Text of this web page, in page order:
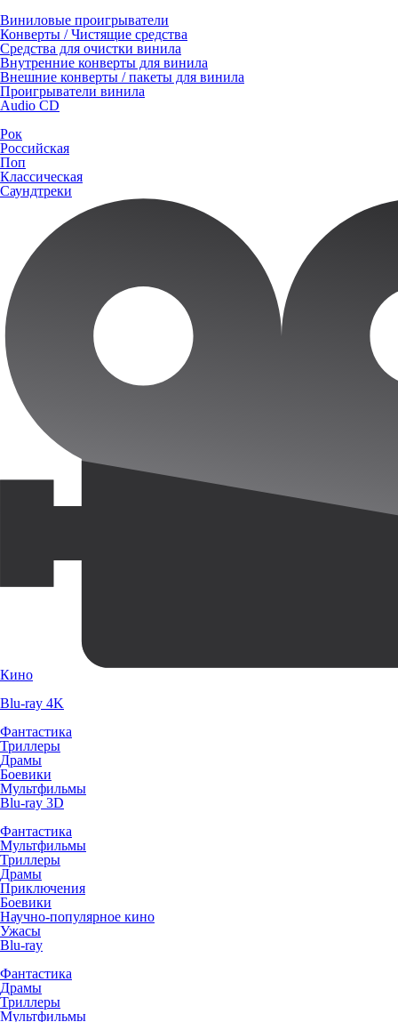
Виниловые проигрыватели
Конверты / Чистящие средства
Средства для очистки винила
Внутренние конверты для винила
Внешние конверты / пакеты для винила
Проигрыватели винила
Audio CD
Рок
Российская
Поп
Классическая
Саундтреки
Кино
Blu-ray 4K
Фантастика
Триллеры
Драмы
Боевики
Мультфильмы
Blu-ray 3D
Фантастика
Мультфильмы
Триллеры
Драмы
Приключения
Боевики
Научно-популярное кино
Ужасы
Blu-ray
Фантастика
Драмы
Триллеры
Мультфильмы